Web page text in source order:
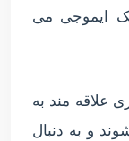
ایموجی می
علاقه مند به
و به دنبال